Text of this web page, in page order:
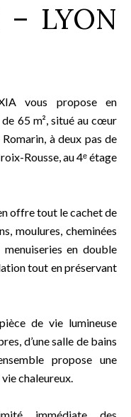
– LYON
vous propose en
65 m², situé au cœur
à deux pas de
Rousse, au 4ᵉ étage
offre tout le cachet de
moulures, cheminées
en double
tout en préservant
de vie lumineuse
d’une salle de bains
propose une
chaleureux.